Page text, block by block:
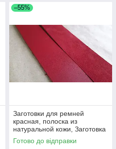
–55%
Заготовки для ремней
красная, полоска из
натуральной кожи, Заготовка
для ременя червона,
полоски зі шкіри
Готово до відправки